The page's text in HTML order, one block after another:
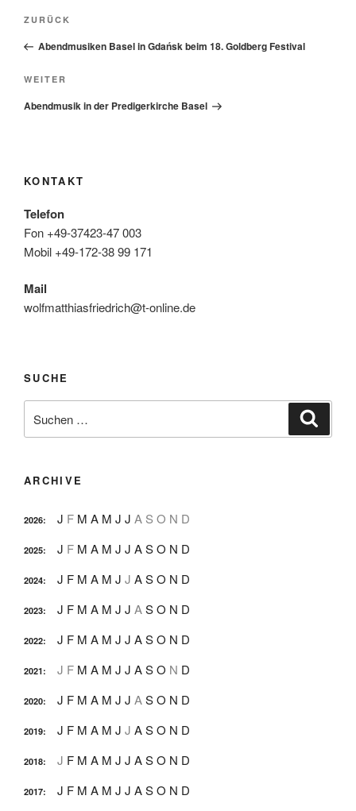
Beitragsnavigation
Vorheriger
Beitrag
ZURÜCK
Abendmusiken Basel in Gdańsk beim 18. Goldberg Festival
Nächster
Beitrag
WEITER
Abendmusik in der Predigerkirche Basel
KONTAKT
Telefon
Fon +49-37423-47 003
Mobil +49-172-38 99 171
Mail
wolfmatthiasfriedrich@t-online.de
SUCHE
nach:
ARCHIVE
2026: J F M A M J J A S O N D
2025: J F M A M J J ASO N D
2024: J F M A M J J ASO N D
2023: J F M A M J J ASO N D
2022: J F M A M J J ASO N D
2021: J F M A M J J ASO N D
2020: J F M A M J J ASO N D
2019: J F M A M J J ASO N D
2018: J F M A M J J ASO N D
2017: J F M A M J J ASO N D